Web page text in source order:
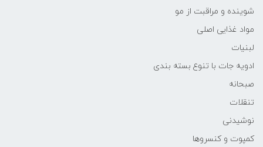
شوینده و مراقبت از مو
مواد غذایی اصلی
لبنیات
ادویه جات با تنوع بسته بندی
صبحانه
تنقلات
نوشیدنی
کمپوت و کنسروها